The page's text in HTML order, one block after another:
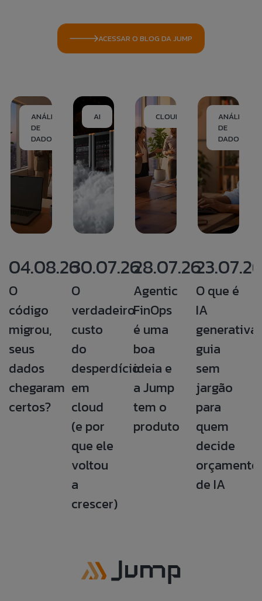
ACESSAR O BLOG DA JUMP
ANÁLISE
DE
DADOS
04.08.26
O
código
migrou,
seus
dados
chegaram
certos?
AI
30.07.26
O
verdadeiro
custo
do
desperdício
em
cloud
(e por
que ele
voltou
a
crescer)
CLOUD
28.07.26
Agentic
FinOps
é uma
boa
ideia e
a Jump
tem o
produto
ANÁLISE
DE
DADOS
23.07.26
O que é
IA
generativa:
guia
sem
jargão
para
quem
decide
orçamento
de IA